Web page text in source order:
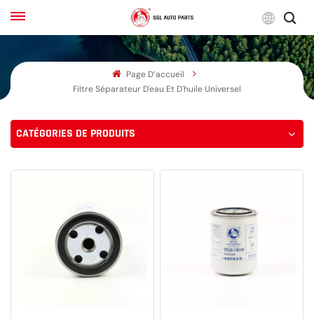
English
Français
español
한국어
Page D’accueil
Filtre Séparateur D'eau Et D'huile Universel
CATÉGORIES DE PRODUITS